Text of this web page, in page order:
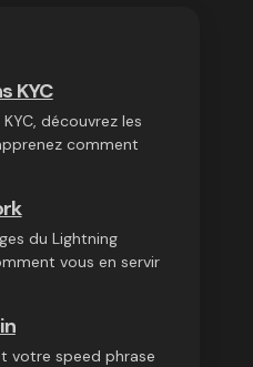
KYC
découvrez les
comment
du Lightning
vous en servir
votre speed phrase